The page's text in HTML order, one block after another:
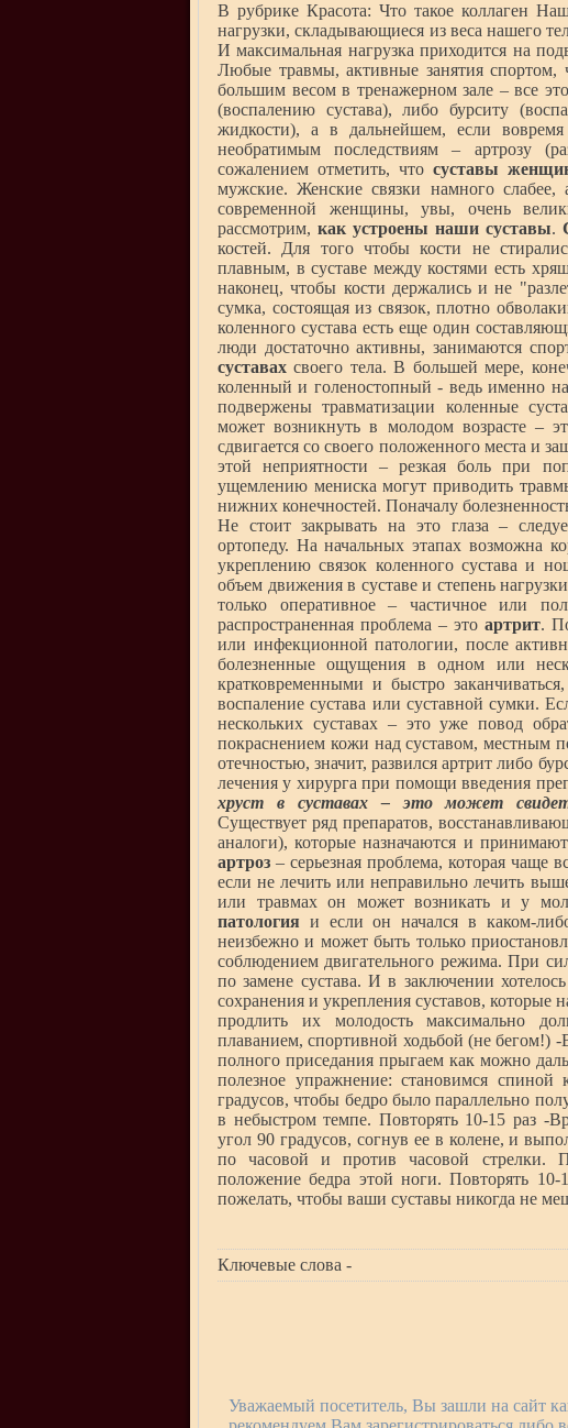
В рубрике Красота: Что такое коллаген
нагрузки, складывающиеся из веса нашего
И максимальная нагрузка приходится на
Любые травмы, активные занятия спортом,
большим весом в тренажерном зале – все
(воспалению сустава), либо бурситу
жидкости), а в дальнейшем, если
необратимым последствиям – артрозу
сожалением отметить, что суставы
мужские. Женские связки намного
современной женщины, увы, очень
рассмотрим,как устроены наши суставы.
костей. Для того чтобы кости не
плавным, в суставе между костями есть
наконец, чтобы кости держались и не
сумка, состоящая из связок, плотно
коленного сустава есть еще один
люди достаточно активны, занимаются
суставах своего тела. В большей мере,
коленный и голеностопный - ведь именно
подвержены травматизации коленные
может возникнуть в молодом возрасте –
сдвигается со своего положенного места и
этой неприятности – резкая боль при
ущемлению мениска могут приводить
нижних конечностей. Поначалу
Не стоит закрывать на это глаза –
ортопеду. На начальных этапах возможна
укреплению связок коленного сустава и
объем движения в суставе и степень
только оперативное – частичное или
распространенная проблема – это артрит.
или инфекционной патологии, после
болезненные ощущения в одном или
кратковременными и быстро
воспаление сустава или суставной сумки.
нескольких суставах – это уже повод
покраснением кожи над суставом, местным
отечностью, значит, развился артрит либо
лечения у хирурга при помощи введения
хруст в суставах – это может
Существует ряд препаратов,
аналоги), которые назначаются и
артроз – серьезная проблема, которая чаще
если не лечить или неправильно лечить
или травмах он может возникать и у
патология и если он начался в каком-
неизбежно и может быть только
соблюдением двигательного режима. При
по замене сустава. И в заключении
сохранения и укрепления суставов,
продлить их молодость максимально
плаванием, спортивной ходьбой (не бегом!)
полного приседания прыгаем как можно
полезное упражнение: становимся
градусов, чтобы бедро было параллельно
в небыстром темпе. Повторять 10-15 раз -
угол 90 градусов, согнув ее в колене, и
по часовой и против часовой стрелки.
положение бедра этой ноги. Повторять
пожелать, чтобы ваши суставы никогда не
Ключевые слова -
Уважаемый посетитель, Вы зашли на сайт